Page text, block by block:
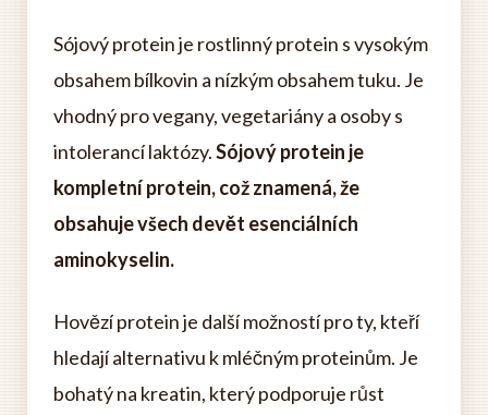
Sójový protein je rostlinný protein s vysokým
obsahem bílkovin a nízkým obsahem tuku. Je
vhodný pro vegany, vegetariány a osoby s
intolerancí laktózy.Sójový protein je
kompletní protein, což znamená, že
obsahuje všech devět esenciálních
aminokyselin.
Hovězí protein je další možností pro ty, kteří
hledají alternativu k mléčným proteinům. Je
bohatý na kreatin, který podporuje růst